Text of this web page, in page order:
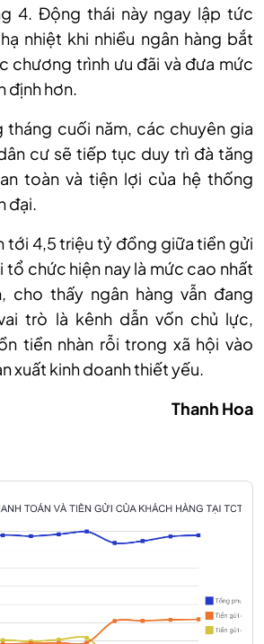
4. Động thái này ngay lập tức
nhiệt khi nhiều ngân hàng bắt
chương trình ưu đãi và đưa mức
định hơn.
tháng cuối năm, các chuyên gia
cư sẽ tiếp tục duy trì đà tăng
toàn và tiện lợi của hệ thống
đại.
tới 4,5 triệu tỷ đồng giữa tiền gửi
tổ chức hiện nay là mức cao nhất
cho thấy ngân hàng vẫn đang
trò là kênh dẫn vốn chủ lực,
tiền nhàn rỗi trong xã hội vào
xuất kinh doanh thiết yếu.
Thanh Hoa